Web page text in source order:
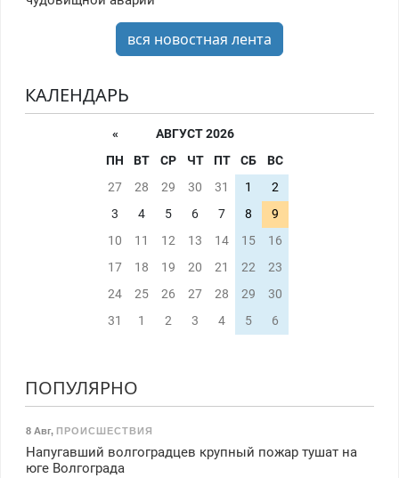
вся новостная лента
КАЛЕНДАРЬ
«
АВГУСТ 2026
ПН
ВТ СР ЧТ ПТ СБ
ВС
27
28 29 30 31 1
2
3
4 5 6 7 8
9
10
11 12 13 14 15
16
17
18 19 20 21 22
23
24
25 26 27 28 29
30
31
1 2 3 4 5 6
ПОПУЛЯРНО
8 Авг, ПРОИСШЕСТВИЯ
Напугавший волгоградцев крупный пожар тушат на
юге Волгограда